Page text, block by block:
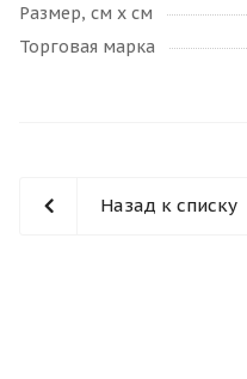
Размер, см х см
Торговая марка
Назад к списку